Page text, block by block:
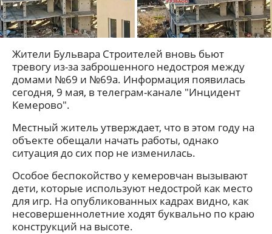
Жители Бульвара Строителей вновь бьют
тревогу из-за заброшенного недостроя между
домами №69 и №69а. Информация появилась
сегодня, 9 мая, в телеграм-канале "Инцидент
Кемерово".
Местный житель утверждает, что в этом году на
объекте обещали начать работы, однако
ситуация до сих пор не изменилась.
Особое беспокойство у кемеровчан вызывают
дети, которые используют недострой как место
для игр. На опубликованных кадрах видно, как
несовершеннолетние ходят буквально по краю
конструкций на высоте.